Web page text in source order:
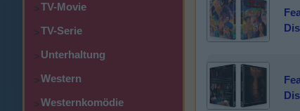
>TV-Movie
>TV-Serie
>Unterhaltung
>Western
>Westernkomödie